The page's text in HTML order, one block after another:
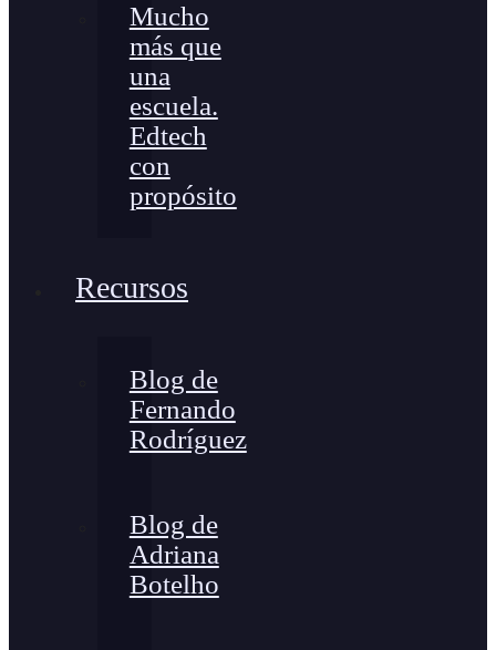
Mucho
más que
una
escuela.
Edtech
con
propósito
Recursos
Blog de
Fernando
Rodríguez
Blog de
Adriana
Botelho